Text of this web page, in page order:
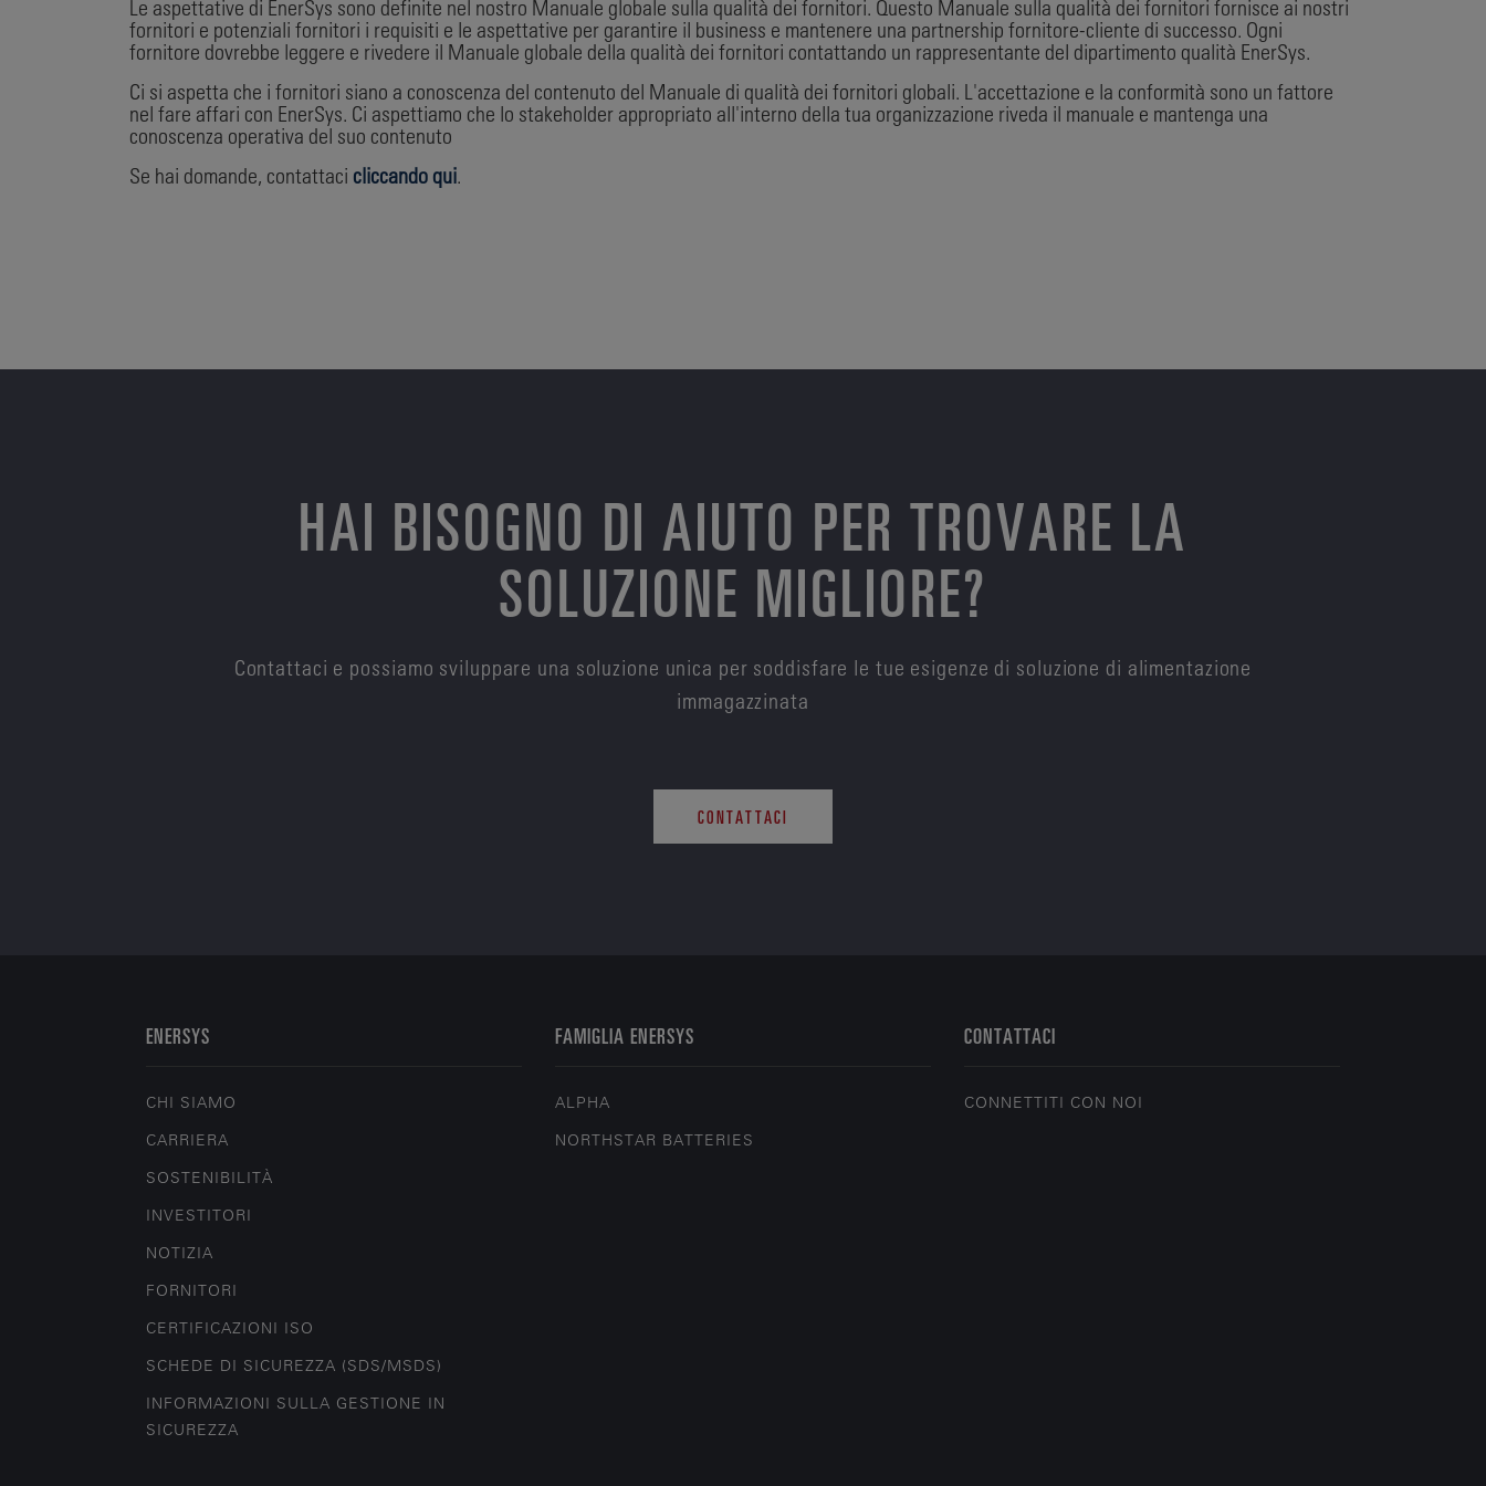
Le aspettative di EnerSys sono definite nel nostro Manuale globale sulla qualità dei fornitori. Questo Manuale sulla qualità dei fornitori fornisce ai nostri
fornitori e potenziali fornitori i requisiti e le aspettative per garantire il business e mantenere una partnership fornitore-cliente di successo. Ogni
fornitore dovrebbe leggere e rivedere il Manuale globale della qualità dei fornitori contattando un rappresentante del dipartimento qualità EnerSys.
Ci si aspetta che i fornitori siano a conoscenza del contenuto del Manuale di qualità dei fornitori globali. L'accettazione e la conformità sono un fattore
nel fare affari con EnerSys. Ci aspettiamo che lo stakeholder appropriato all'interno della tua organizzazione riveda il manuale e mantenga una
conoscenza operativa del suo contenuto
Se hai domande, contattaci cliccando qui.
HAI BISOGNO DI AIUTO PER TROVARE LA
SOLUZIONE MIGLIORE?
Contattaci e possiamo sviluppare una soluzione unica per soddisfare le tue esigenze di soluzione di alimentazione
immagazzinata
CONTATTACI
ENERSYS
CHI SIAMO
CARRIERA
SOSTENIBILITÀ
INVESTITORI
NOTIZIA
FORNITORI
CERTIFICAZIONI ISO
SCHEDE DI SICUREZZA (SDS/MSDS)
INFORMAZIONI SULLA GESTIONE IN
SICUREZZA
FAMIGLIA ENERSYS
ALPHA
NORTHSTAR BATTERIES
CONTATTACI
CONNETTITI CON NOI